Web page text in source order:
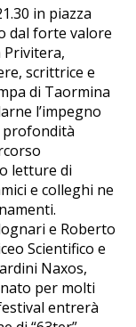
in piazza
dal forte valore
Privitera,
scrittrice e
di Taormina
l’impegno
profondità
letture di
e colleghi ne
e Roberto
Scientifico e
Naxos,
per molti
entrerà